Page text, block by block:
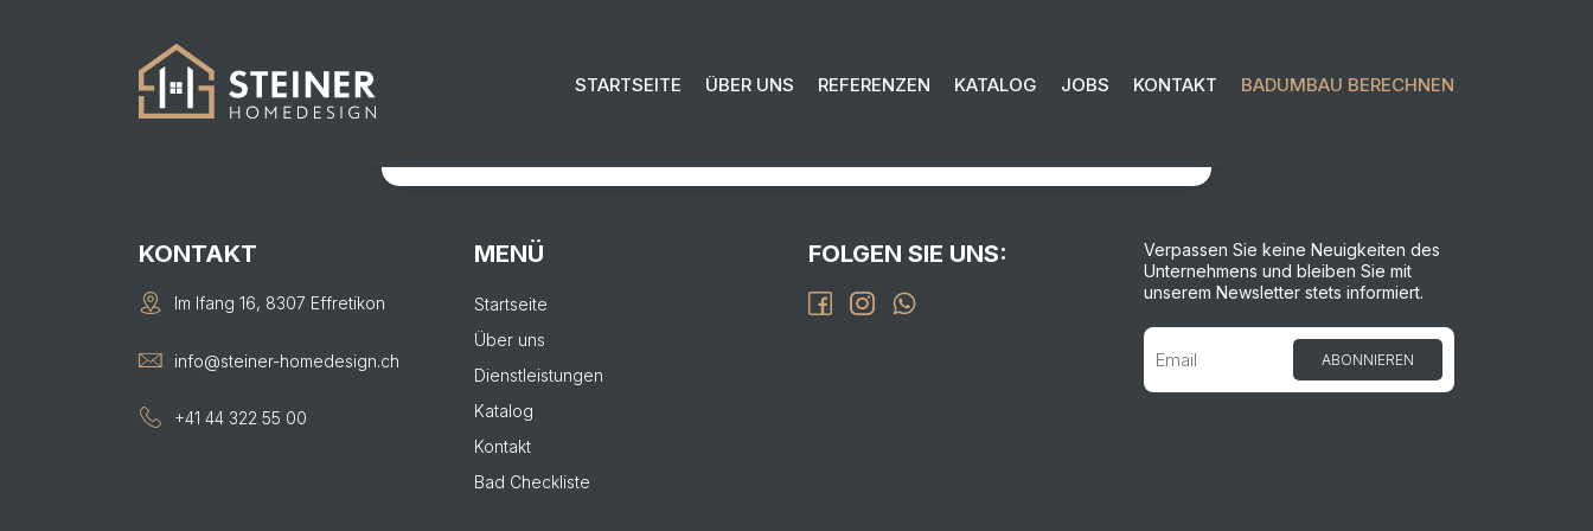
STARTSEITE ÜBER UNS REFERENZEN KATALOG JOBS KONTAKT BADUMBAU BERECHNEN
KONTAKTIEREN SIE UNS FÜR IHR PROJEKT:
KONTAKT
Im Ifang 16, 8307 Effretikon
info@steiner-homedesign.ch
+41 44 322 55 00
MENÜ
Startseite
Über uns
Dienstleistungen
Katalog
Kontakt
Bad Checkliste
FOLGEN SIE UNS:
Verpassen Sie keine Neuigkeiten des
Unternehmens und bleiben Sie mit
unserem Newsletter stets informiert.